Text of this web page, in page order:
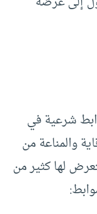
شرعية في
والمناعة من
لها كثير من